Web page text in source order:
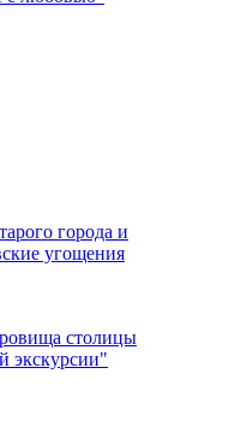
города и
угощения